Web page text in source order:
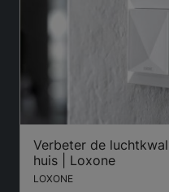
Verbeter de
huis | Loxone
LOXONE